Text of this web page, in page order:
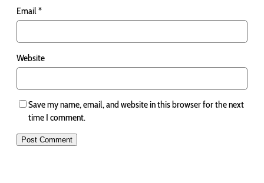
Email *
Website
Save my name, email, and website in this browser for the next
time I comment.